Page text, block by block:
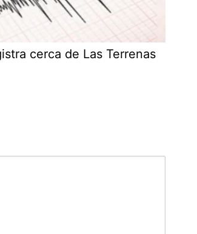
cerca de Las Terrenas